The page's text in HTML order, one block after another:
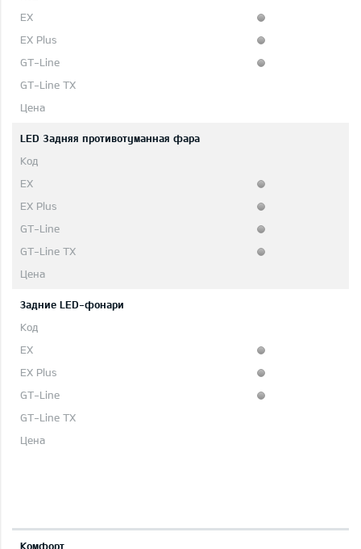
LED 3адняя противотуманная фара
Задние LED-фонари
Комфорт